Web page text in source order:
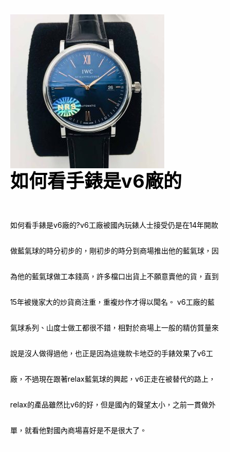
如何看手錶是v6廠的
如何看手錶是v6廠的?v6工廠被國內玩錶人士接受仍是在14年開款
做藍氣球的時分初步的，剛初步的時分到商場推出他的藍氣球，因
為他的藍氣球做工本錢高，許多檔口出貨上不願意賣他的貨，直到
15年被幾家大的炒貨商注重，重複炒作才得以聞名。 v6工廠的藍
氣球系列、山度士做工都很不錯，相對於商場上一般的精仿質量來
說是沒人做得過他，也正是因為這幾款卡地亞的手錶效果了v6工
廠，不過現在跟著relax藍氣球的興起，v6正走在被替代的路上，
relax的產品雖然比v6的好，但是國內的聲望太小，之前一貫做外
單，就看他對國內商場喜好是不是很大了。